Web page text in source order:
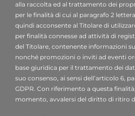
Responsabile per la protezione
Donato Eugenio Caccavella,
dpo.voilap@amicadpo.eu
2. Dati personali trattati, finalità
base giuridica
Il Titolare tratterà i suoi dati
contatto (quali: nome, cognome,
indirizzo, città, indirizzo e-mail,
alla raccolta ed al trattamento dei
per le finalità di cui al paragrafo 2
quindi acconsente al Titolare di
per finalità connesse ad attività di
del Titolare, contenente informazioni
nonché promozioni o inviti ad eventi
base giuridica per il trattamento dei
suo consenso, ai sensi dell’articolo 6,
GDPR. Con riferimento a questa
momento, avvalersi del diritto di ritiro